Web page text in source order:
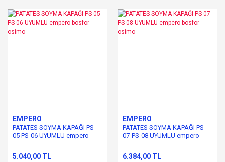
EMPERO
PATATES SOYMA KAPAĞI PS-
05 PS-06 UYUMLU empero-
5.040,00 TL
EMPERO
PATATES SOYMA KAPAĞI PS-
07-PS-08 UYUMLU empero-
6.384,00 TL